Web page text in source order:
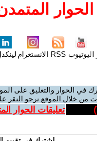
اليوتيوب RSS الانستغرام
في الحوار والتعليق على
من خلال الموقع نرجو النقر
) تعليقات الحوار